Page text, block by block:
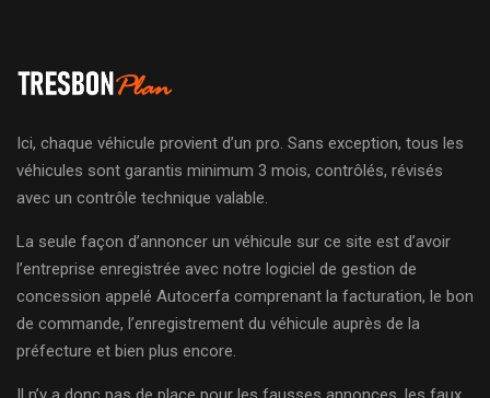
Ici, chaque véhicule provient d’un pro. Sans exception, tous les
véhicules sont garantis minimum 3 mois, contrôlés, révisés
avec un contrôle technique valable.
La seule façon d’annoncer un véhicule sur ce site est d’avoir
l’entreprise enregistrée avec notre logiciel de gestion de
concession appelé Autocerfa comprenant la facturation, le bon
de commande, l’enregistrement du véhicule auprès de la
préfecture et bien plus encore.